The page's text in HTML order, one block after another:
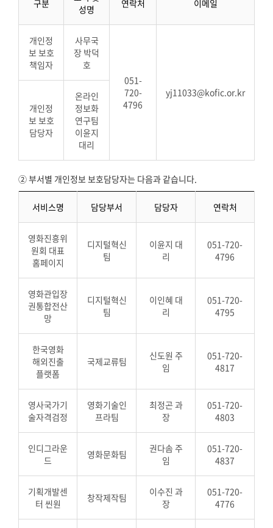
구분
성명
연락처 이메일
개인정
보 보호
책임자
사무국
장 박덕
호
051-
720-
4796
yj11033@kofic.or.kr
개인정
보 보호
담당자
온라인
정보화
연구팀
이윤지
대리
② 부서별 개인정보 보호담당자는 다음과 같습니다.
서비스명 담당부서 담당자 연락처
영화진흥위
원회 대표
홈페이지
디지털혁신
팀
이윤지 대
리
051-720-
4796
영화관입장
권통합전산
망
디지털혁신
팀
이인혜 대
리
051-720-
4795
한국영화
해외진출
플랫폼
국제교류팀
신도원 주
임
051-720-
4817
영사국가기
술자격검정
영화기술인
프라팀
최정곤 과
장
051-720-
4803
인디그라운
드
영화문화팀
권다솜 주
임
051-720-
4837
기획개발센
터 씬원
창작제작팀
이수진 과
장
051-720-
4776